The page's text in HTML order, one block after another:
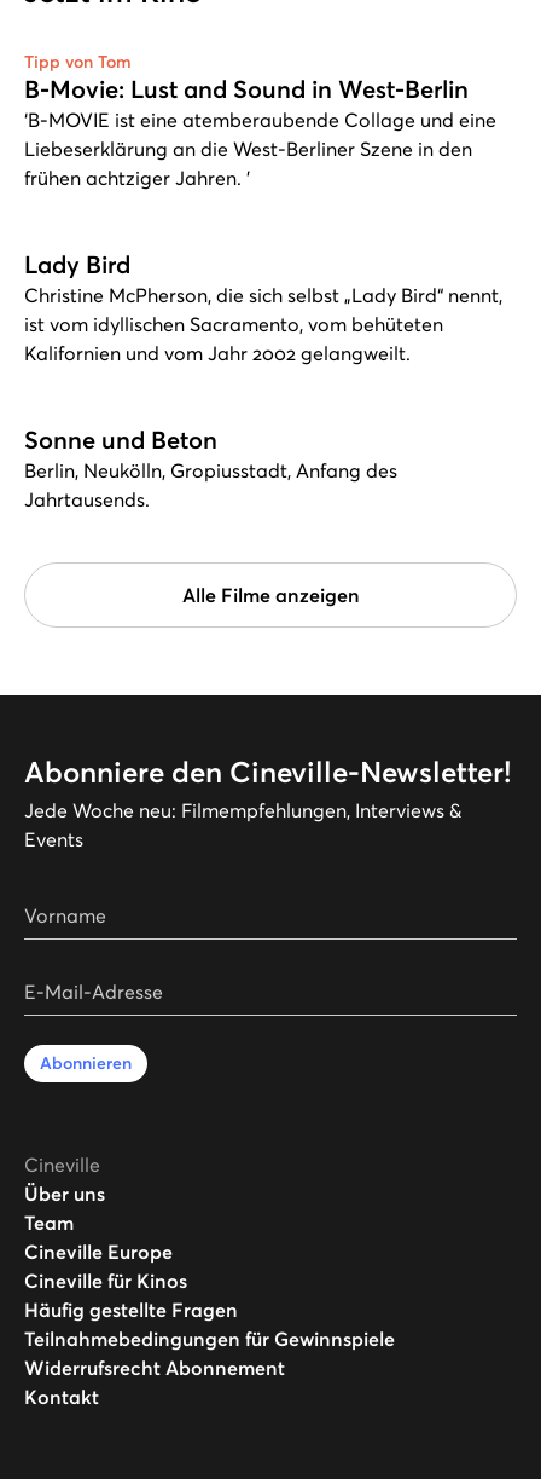
Tipp von Tom
B-Movie: Lust and Sound in West-Berlin
‘B-MOVIE ist eine atemberaubende Collage und eine
Liebeserklärung an die West-Berliner Szene in den
frühen achtziger Jahren. ’
Lady Bird
Christine McPherson, die sich selbst „Lady Bird“ nennt,
ist vom idyllischen Sacramento, vom behüteten
Kalifornien und vom Jahr 2002 gelangweilt.
Sonne und Beton
Berlin, Neukölln, Gropiusstadt, Anfang des
Jahrtausends.
Alle Filme anzeigen
Abonniere den Cineville-Newsletter!
Jede Woche neu: Filmempfehlungen, Interviews &
Events
Vorname
E-Mail-Adresse
Abonnieren
Cineville
Über uns
Team
Cineville Europe
Cineville für Kinos
Häufig gestellte Fragen
Teilnahmebedingungen für Gewinnspiele
Widerrufsrecht Abonnement
Kontakt